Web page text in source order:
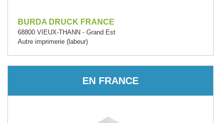
BURDA DRUCK FRANCE
68800 VIEUX-THANN - Grand Est
Autre imprimerie (labeur)
EN FRANCE